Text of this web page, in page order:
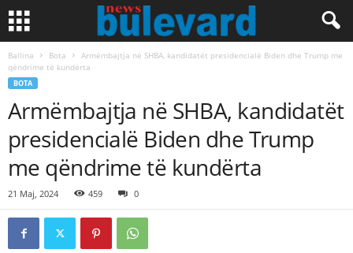
Ballina Bota
Armëmbajtja në SHBA, kandidatët presidencialë Biden dhe Trump me
qëndrime të kundërta
BOTA
Armëmbajtja në SHBA, kandidatët
presidencialë Biden dhe Trump
me qëndrime të kundërta
21 Maj, 2024 459 0